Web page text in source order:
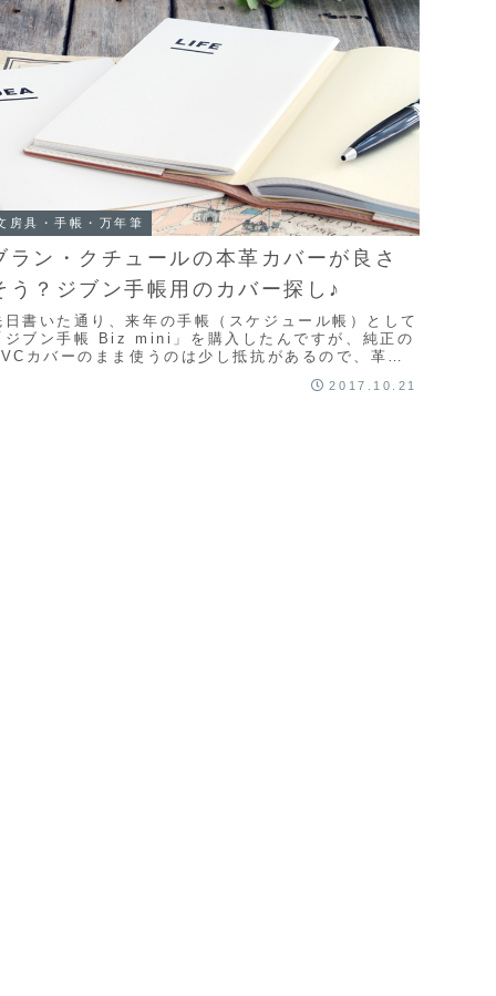
房具・手帳・万年筆
ラン・クチュールの本革カバーが良さ
う？ジブン手帳用のカバー探し♪
日書いた通り、来年の手帳（スケジュール帳）として
ジブン手帳 Biz mini」を購入したんですが、純正の
カバーのまま使うのは少し抵抗があるので、革カ
2017.10.21